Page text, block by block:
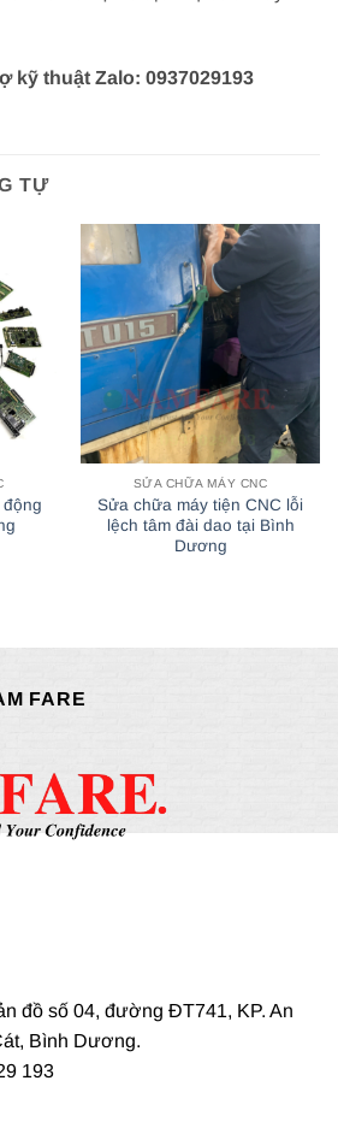
kỹ thuật Zalo: 0937029193
TỰ
SỬA CHỮA MÁY CNC
Sửa chữa máy tiện CNC lỗi
lệch tâm đài dao tại Bình
Dương
FARE
đồ số 04, đường ĐT741, KP. An
Bình Dương.
193